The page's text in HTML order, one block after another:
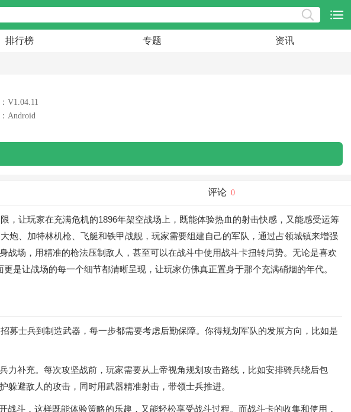
排行榜 专题 资讯
V1.04.11
Android
评论 0
，让玩家在充满危机的1896年架空战场上，既能体验热血的射击快感，又能感受运筹
、加特林机枪、飞艇和铁甲战舰，玩家需要组建自己的军队，通过占领城镇来增强
场，用精准的枪法压制敌人，甚至可以在战斗中使用战斗卡扭转局势。无论是喜欢
是让战场的每一个细节都清晰呈现，让玩家仿佛真正置身于那个充满硝烟的年代。
募士兵到制造武器，每一步都需要考虑后勤保障。你得规划军队的发展方向，比如是
补充。每次攻坚战前，玩家需要从上帝视角规划攻击路线，比如安排骑兵绕后包
避敌人的攻击，同时用武器精准射击，带领士兵推进。
斗，这样既能体验策略的乐趣，又能轻松享受战斗过程。而战斗卡的收集和使用，